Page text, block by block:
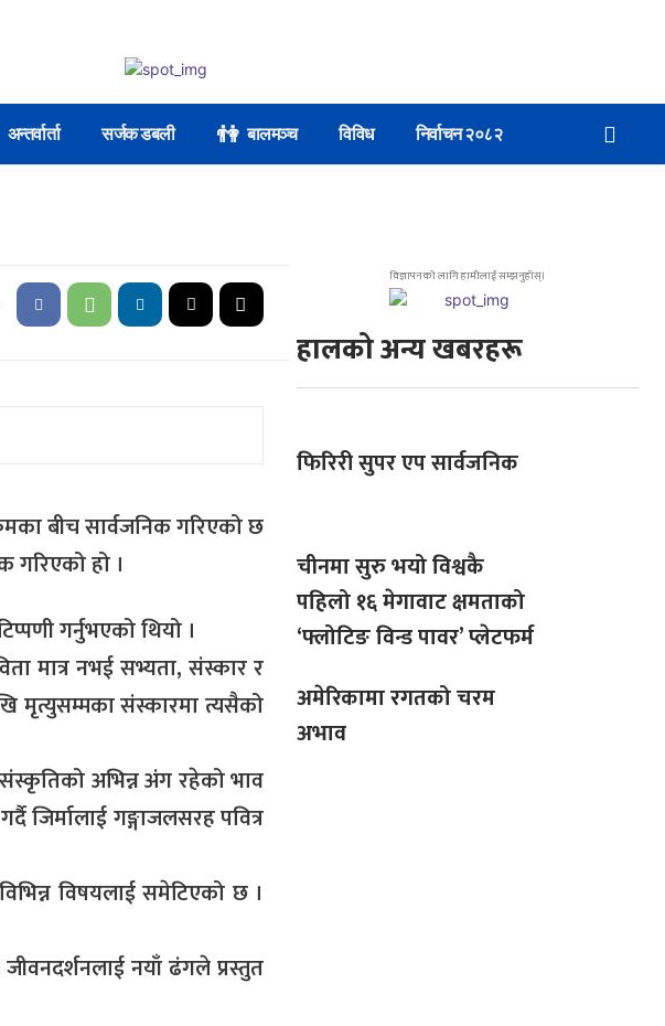
अन्तर्वार्ता सर्जक डबली 👫बालमञ्च विविध निर्वाचन २०८२
बीच सार्वजनिक गरिएको छ
गरिएको हो ।
गर्नुभएको थियो ।
मात्र नभई सभ्यता, संस्कार र
मृत्युसम्मका संस्कारमा त्यसैको
अभिन्न अंग रहेको भाव
गङ्गाजलसरह पवित्र
विषयलाई समेटिएको छ ।
नयाँ ढंगले प्रस्तुत
विज्ञापनको लागि हामीलाई सम्झनुहोस्।
हालको अन्य खबरहरू
फिरिरी सुपर एप सार्वजनिक
चीनमा सुरु भयो विश्वकै
पहिलो १६ मेगावाट क्षमताको
‘फ्लोटिङ विन्ड पावर’ प्लेटफर्म
अमेरिकामा रगतको चरम
अभाव